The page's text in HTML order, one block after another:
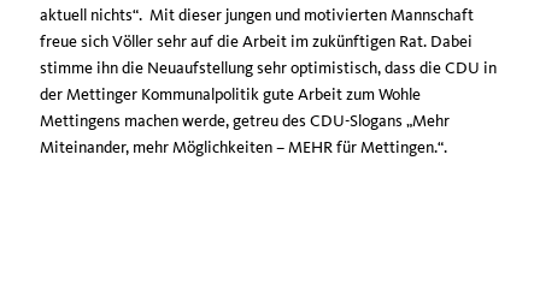
aktuell nichts“. Mit dieser jungen und motivierten Mannschaft
freue sich Völler sehr auf die Arbeit im zukünftigen Rat. Dabei
stimme ihn die Neuaufstellung sehr optimistisch, dass die CDU in
der Mettinger Kommunalpolitik gute Arbeit zum Wohle
Mettingens machen werde, getreu des CDU-Slogans „Mehr
Miteinander, mehr Möglichkeiten – MEHR für Mettingen.“.